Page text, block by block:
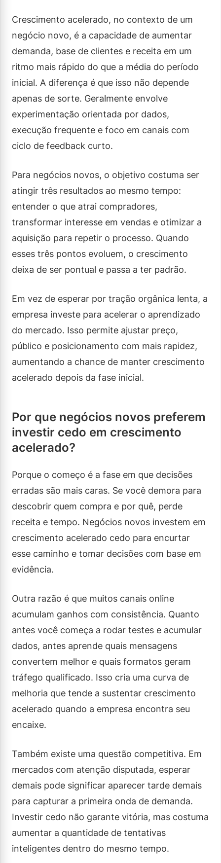
Crescimento acelerado, no contexto de um
negócio novo, é a capacidade de aumentar
demanda, base de clientes e receita em um
ritmo mais rápido do que a média do período
inicial. A diferença é que isso não depende
apenas de sorte. Geralmente envolve
experimentação orientada por dados,
execução frequente e foco em canais com
ciclo de feedback curto.
Para negócios novos, o objetivo costuma ser
atingir três resultados ao mesmo tempo:
entender o que atrai compradores,
transformar interesse em vendas e otimizar a
aquisição para repetir o processo. Quando
esses três pontos evoluem, o crescimento
deixa de ser pontual e passa a ter padrão.
Em vez de esperar por tração orgânica lenta, a
empresa investe para acelerar o aprendizado
do mercado. Isso permite ajustar preço,
público e posicionamento com mais rapidez,
aumentando a chance de manter crescimento
acelerado depois da fase inicial.
Por que negócios novos preferem
investir cedo em crescimento
acelerado?
Porque o começo é a fase em que decisões
erradas são mais caras. Se você demora para
descobrir quem compra e por quê, perde
receita e tempo. Negócios novos investem em
crescimento acelerado cedo para encurtar
esse caminho e tomar decisões com base em
evidência.
Outra razão é que muitos canais online
acumulam ganhos com consistência. Quanto
antes você começa a rodar testes e acumular
dados, antes aprende quais mensagens
convertem melhor e quais formatos geram
tráfego qualificado. Isso cria uma curva de
melhoria que tende a sustentar crescimento
acelerado quando a empresa encontra seu
encaixe.
Também existe uma questão competitiva. Em
mercados com atenção disputada, esperar
demais pode significar aparecer tarde demais
para capturar a primeira onda de demanda.
Investir cedo não garante vitória, mas costuma
aumentar a quantidade de tentativas
inteligentes dentro do mesmo tempo.